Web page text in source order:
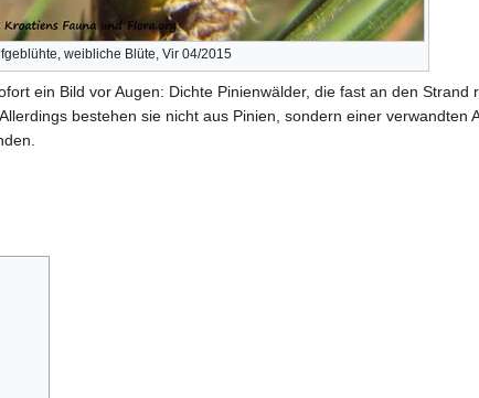
weibliche Blüte, Vir 04/2015
ein Bild vor Augen: Dichte Pinienwälder, die fast an den
bestehen sie nicht aus Pinien, sondern einer verwandten